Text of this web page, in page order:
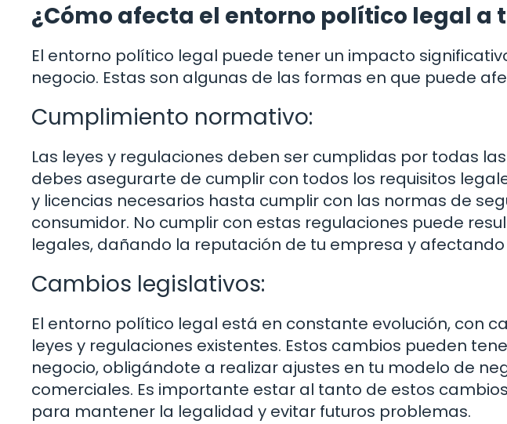
¿Cómo afecta el entorno político legal a
El entorno político legal puede tener un impacto
negocio. Estas son algunas de las formas en que puede
Cumplimiento normativo:
Las leyes y regulaciones deben ser cumplidas por todas
debes asegurarte de cumplir con todos los requisitos
y licencias necesarios hasta cumplir con las normas de
consumidor. No cumplir con estas regulaciones puede
legales, dañando la reputación de tu empresa y
Cambios legislativos:
El entorno político legal está en constante evolución, con
leyes y regulaciones existentes. Estos cambios pueden
negocio, obligándote a realizar ajustes en tu modelo de
comerciales. Es importante estar al tanto de estos
para mantener la legalidad y evitar futuros problemas.